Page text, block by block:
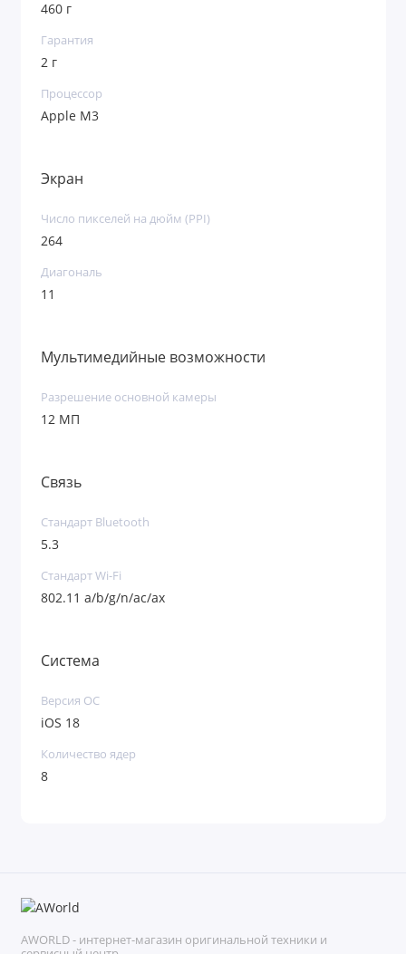
460 г
Гарантия
2 г
Процессор
Apple M3
Экран
Число пикселей на дюйм (PPI)
264
Диагональ
11
Мультимедийные возможности
Разрешение основной камеры
12 МП
Связь
Стандарт Bluetooth
5.3
Стандарт Wi-Fi
802.11 a/b/g/n/ac/ax
Система
Версия ОС
iOS 18
Количество ядер
8
AWORLD - интернет-магазин оригинальной техники и